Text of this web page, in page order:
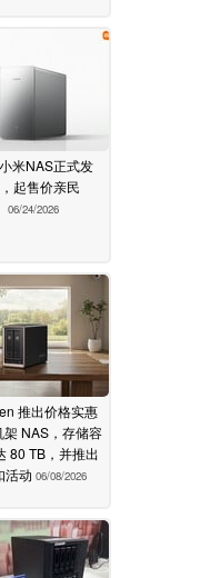
米NAS正式发
起售价亲民
06/24/2026
推出价格实惠
架 NAS，存储容
80 TB，并推出
活动 06/08/2026